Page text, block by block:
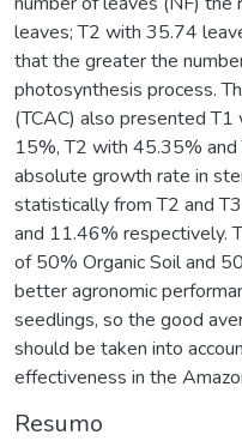
leaves; T2 with 35.74
that the greater the
photosynthesis process.
(TCAC) also presented
15%, T2 with 45.35%
absolute growth rate in
statistically from T2 and
and 11.46% respectively.
of 50% Organic Soil and
better agronomic
seedlings, so the good
should be taken into
effectiveness in the
Resumo